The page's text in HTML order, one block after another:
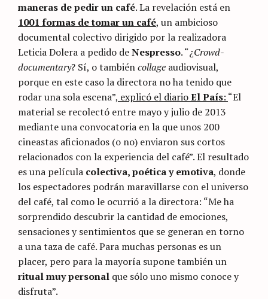
maneras de pedir un café. La revelación está en
1001 formas de tomar un café, un ambicioso
documental colectivo dirigido por la realizadora
Leticia Dolera a pedido deNespresso. “¿Crowd-
documentary? Sí, o tambiéncollage audiovisual,
porque en este caso la directora no ha tenido que
rodar una sola escena”, explicó el diarioEl País: “El
material se recolectó entre mayo y julio de 2013
mediante una convocatoria en la que unos 200
cineastas aficionados (o no) enviaron sus cortos
relacionados con la experiencia del café”. El resultado
es una película colectiva, poética y emotiva, donde
los espectadores podrán maravillarse con el universo
del café, tal como le ocurrió a la directora: “Me ha
sorprendido descubrir la cantidad de emociones,
sensaciones y sentimientos que se generan en torno
a una taza de café. Para muchas personas es un
placer, pero para la mayoría supone también un
ritual muy personal que sólo uno mismo conoce y
disfruta”.